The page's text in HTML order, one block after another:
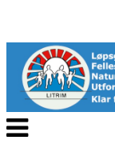
Veksle
navigasjon